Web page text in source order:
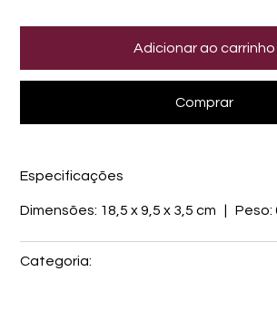
Adicionar ao carrinho
Comprar
Especificações
Dimensões: 18,5 x 9,5 x 3,5 cm | Peso:
Categoria: